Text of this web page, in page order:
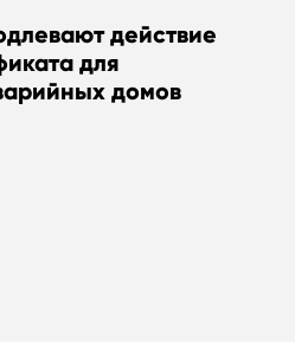
действие
для
домов